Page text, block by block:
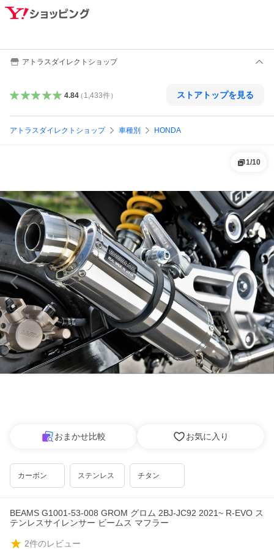
アトラスダイレクトショップ
4.84（ 1,433件） ストアトップを見る
アトラスダイレクトショップ 車種別 HONDA
1/10
おまかせ比較 お気に入り
カーボン ステンレス チタン
BEAMS G1001-53-008 GROM グロム 2BJ-JC92 2021~ R-EVO ス
テンレスサイレンサー ビームス マフラー
2件のレビュー